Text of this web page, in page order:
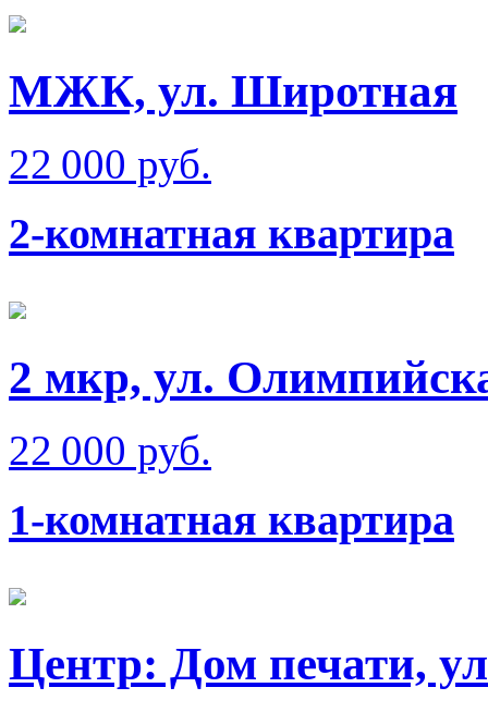
МЖК, ул. Широтная
22 000 руб.
2-комнатная квартира
2 мкр, ул.
22 000 руб.
1-комнатная квартира
Центр: Дом печати,